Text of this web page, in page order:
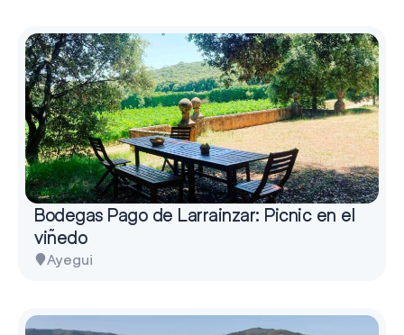
Bodegas Pago de Larrainzar: Picnic en el
viñedo
Ayegui